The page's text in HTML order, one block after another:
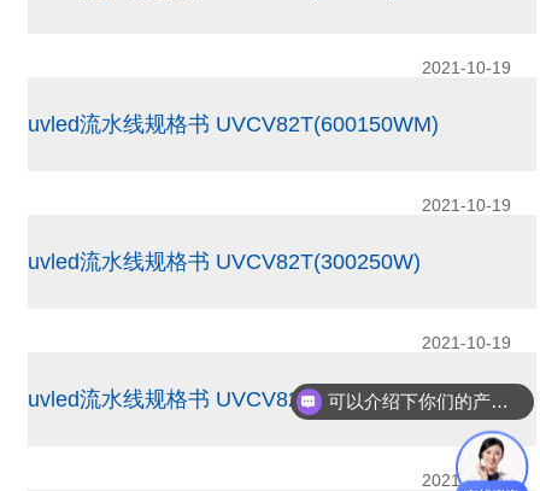
2021-10-19
uvled流水线规格书 UVCV82T(600150WM)
2021-10-19
uvled流水线规格书 UVCV82T(300250W)
2021-10-19
uvled流水线规格书 UVCV82T(200200W)
2021-10-19
可以介绍下你们的产品么？